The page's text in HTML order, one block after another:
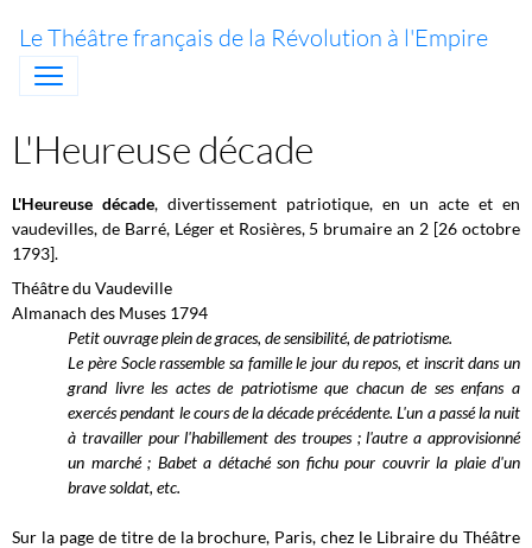
Le Théâtre français de la Révolution à l'Empire
L'Heureuse décade
L'Heureuse décade, divertissement patriotique, en un acte et en
vaudevilles, de Barré, Léger et Rosières, 5 brumaire an 2 [26 octobre
1793].
Théâtre du Vaudeville
Almanach des Muses 1794
Petit ouvrage plein de graces, de sensibilité, de patriotisme.
Le père Socle rassemble sa famille le jour du repos, et inscrit dans un
grand livre les actes de patriotisme que chacun de ses enfans a
exercés pendant le cours de la décade précédente. L'un a passé la nuit
à travailler pour l'habillement des troupes ; l'autre a approvisionné
un marché ; Babet a détaché son fichu pour couvrir la plaie d'un
brave soldat, etc.
Sur la page de titre de la brochure, Paris, chez le Libraire du Théâtre